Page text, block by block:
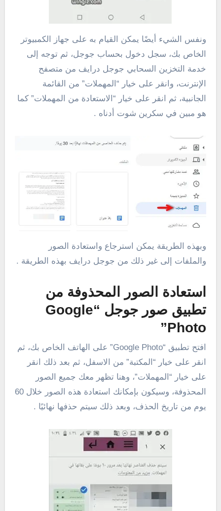
ونفس الشيء أيضًا يمكن القيام به على جهاز الكمبيوتر
الخاص بك، سجل دخول بحساب جوجل، ثم توجه إلى
خدمة التخزين السحابي جوجل درايف من متصفح
الإنترنت، وانقر على خيار “المهملات” من القائمة
الجانبية، ثم انقر على خيار “الاستعادة من المهملات” كما
هو مبين في سكرين شوت أدناه .
وبهذه الطريقة يمكن استرجاع واستعادة الصور
والملفات إلى غير ذلك من جوجل درايف بهذه الطريقة .
استعادة الصور المحذوفة من
تطبيق صور جوجل “Google
Photo”
افتح تطبيق “Google Photo” على الهاتف الخاص بك، ثم
انقر على خيار “المكتبة” من الاسفل، ثم بعد ذلك انقر
على خيار “المهملات”، وهنا تظهر معك جميع الصور
المحذوفة، وسيكون بإمكانك استعادة هذه الصور خلال 60
يوم من تاريخ الحذف، وبعد ذلك سيتم حذفها نهائيًا .